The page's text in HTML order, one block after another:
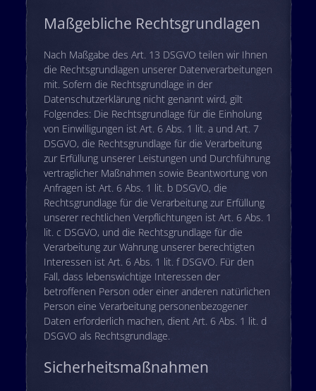
Maßgebliche Rechtsgrundlagen
Nach Maßgabe des Art. 13 DSGVO teilen wir Ihnen
die Rechtsgrundlagen unserer Datenverarbeitungen
mit. Sofern die Rechtsgrundlage in der
Datenschutzerklärung nicht genannt wird, gilt
Folgendes: Die Rechtsgrundlage für die Einholung
von Einwilligungen ist Art. 6 Abs. 1 lit. a und Art. 7
DSGVO, die Rechtsgrundlage für die Verarbeitung
zur Erfüllung unserer Leistungen und Durchführung
vertraglicher Maßnahmen sowie Beantwortung von
Anfragen ist Art. 6 Abs. 1 lit. b DSGVO, die
Rechtsgrundlage für die Verarbeitung zur Erfüllung
unserer rechtlichen Verpflichtungen ist Art. 6 Abs. 1
lit. c DSGVO, und die Rechtsgrundlage für die
Verarbeitung zur Wahrung unserer berechtigten
Interessen ist Art. 6 Abs. 1 lit. f DSGVO. Für den
Fall, dass lebenswichtige Interessen der
betroffenen Person oder einer anderen natürlichen
Person eine Verarbeitung personenbezogener
Daten erforderlich machen, dient Art. 6 Abs. 1 lit. d
DSGVO als Rechtsgrundlage.
Sicherheitsmaßnahmen